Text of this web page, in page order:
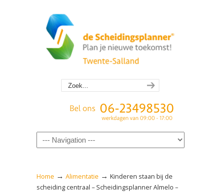
Navigation
Home → Alimentatie → Kinderen staan bij de
scheiding centraal – Scheidingsplanner Almelo –